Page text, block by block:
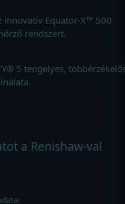
innovatív Equator-X™ 500
rendszert.
5 tengelyes,
a Renishaw-val